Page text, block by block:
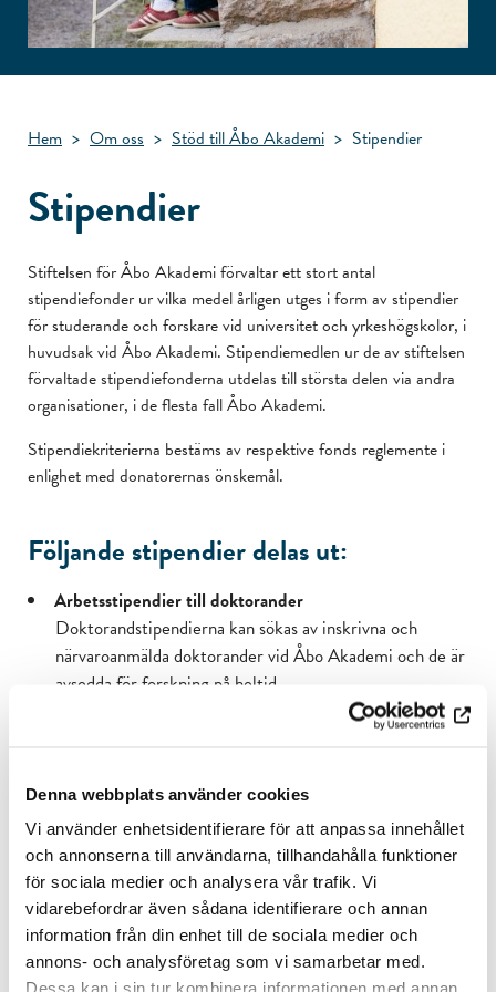
Denna webbplats använder cookies
Vi använder enhetsidentifierare för att anpassa innehållet
och annonserna till användarna, tillhandahålla funktioner
för sociala medier och analysera vår trafik. Vi
vidarebefordrar även sådana identifierare och annan
information från din enhet till de sociala medier och
annons- och analysföretag som vi samarbetar med.
Dessa kan i sin tur kombinera informationen med annan
Hem > Om oss > Stöd till Åbo Akademi > Stipendier
Stipendier
Stiftelsen för Åbo Akademi förvaltar ett stort antal
stipendiefonder ur vilka medel årligen utges i form av stipendier
för studerande och forskare vid universitet och yrkeshögskolor, i
huvudsak vid Åbo Akademi. Stipendiemedlen ur de av stiftelsen
förvaltade stipendiefonderna utdelas till största delen via andra
organisationer, i de flesta fall Åbo Akademi.
Stipendiekriterierna bestäms av respektive fonds reglemente i
enlighet med donatorernas önskemål.
Följande stipendier delas ut:
Arbetsstipendier till doktorander
Doktorandstipendierna kan sökas av inskrivna och
närvaroanmälda doktorander vid Åbo Akademi och de är
avsedda för forskning på heltid.
Arbetsstipendier till postdoktorala forskare
bedriver forskningsverksamhet vid en enhet vid Åbo
Akademi. Stipendierna på 6 – 12 månader är avsedda för
forskning på heltid.
Stipendier till grundexamensstuderande
Stipendier till Åbo Akademis personal
Åbo Akademis personal kan bland annat ansöka om stöd
för konferensarrangemang, resor och open access-